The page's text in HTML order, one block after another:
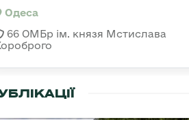
Одеса
66 ОМБр ім. князя Мстислава